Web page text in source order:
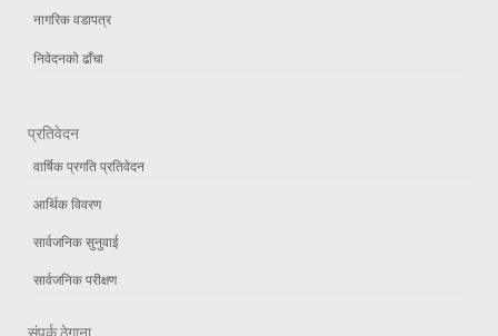
नागरिक वडापत्र
निवेदनको ढाँचा
प्रतिवेदन
वार्षिक प्रगति प्रतिवेदन
आर्थिक विवरण
सार्वजनिक सुनुवाई
सार्वजनिक परीक्षण